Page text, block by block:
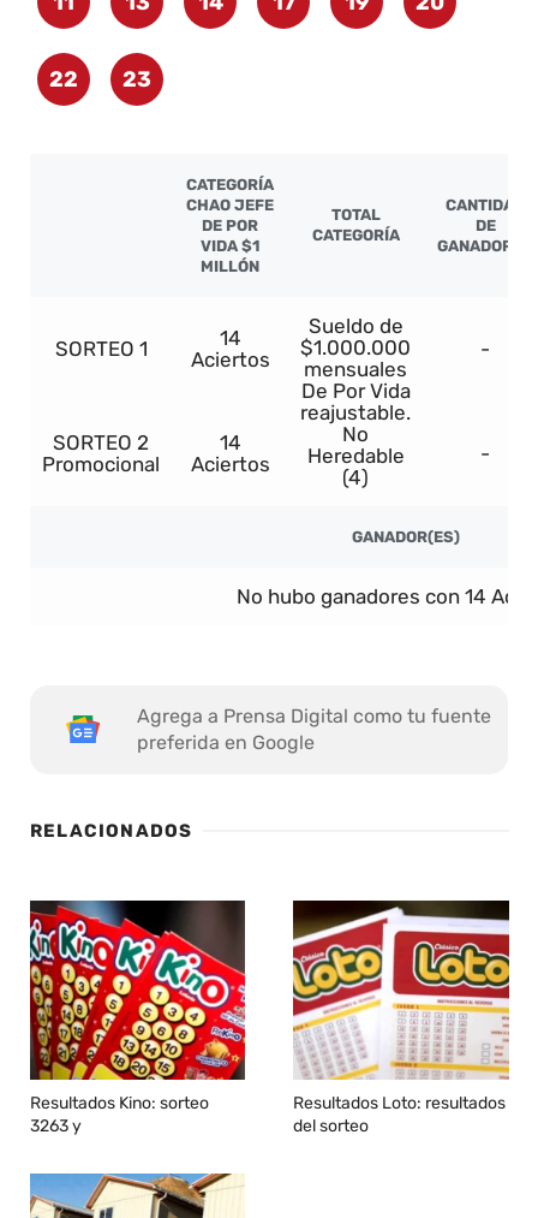
22 23
CATEGORÍA
CHAO JEFE
DE POR
VIDA $1
MILLÓN
TOTAL
CATEGORÍA
CANTIDAD
DE
GANADORES
SORTEO 1
14
Aciertos
Sueldo de
$1.000.000
mensuales
De Por Vida
reajustable.
No
Heredable
(4)
-
SORTEO 2
Promocional
14
Aciertos
-
GANADOR(ES)
No hubo ganadores con 14
Agrega a Prensa Digital como tu fuente
preferida en Google
RELACIONADOS
Resultados Kino: sorteo
3263 y
Resultados Loto: resultados
del sorteo